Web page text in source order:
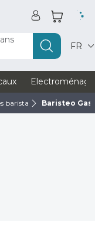
FR
barista Baristeo